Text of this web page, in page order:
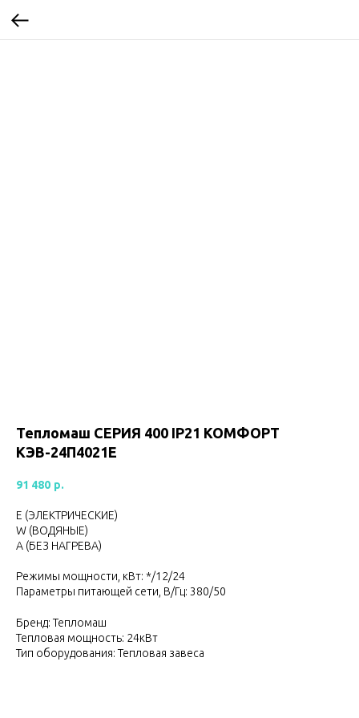
Тепломаш CЕРИЯ 400 IP21 КОМФОРТ
КЭВ-24П4021Е
91 480 р.
Е (ЭЛЕКТРИЧЕСКИЕ)
W (ВОДЯНЫЕ)
А (БЕЗ НАГРЕВА)
Режимы мощности, кВт: */12/24
Параметры питающей сети, В/Гц: 380/50
Бренд: Тепломаш
Тепловая мощность: 24кВт
Тип оборудования: Тепловая завеса